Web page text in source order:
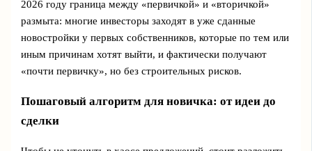
2026 году граница между «первичкой» и «вторичкой»
размыта: многие инвесторы заходят в уже сданные
новостройки у первых собственников, которые по тем или
иным причинам хотят выйти, и фактически получают
«почти первичку», но без строительных рисков.
Пошаговый алгоритм для новичка: от идеи до
сделки